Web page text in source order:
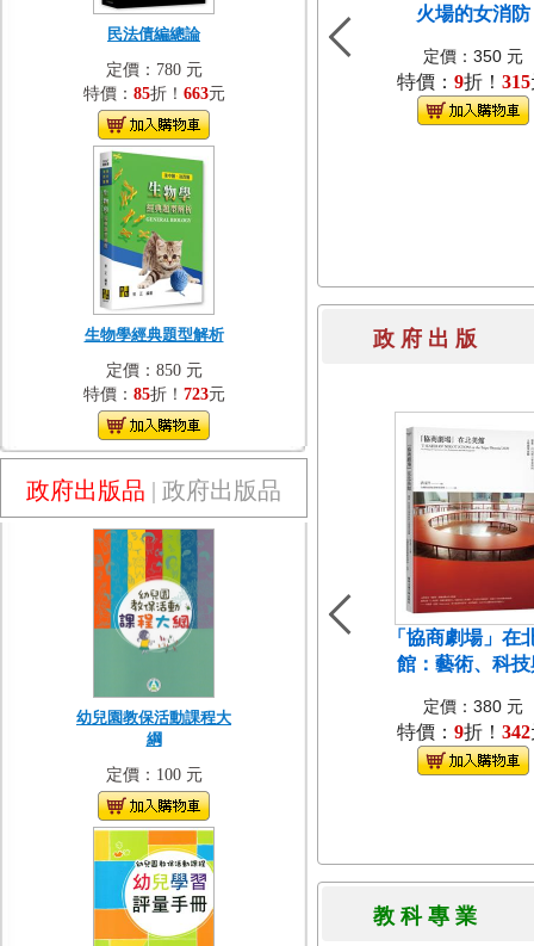
民法債編總論
定價：780 元
特價： 85折！ 663元
生物學經典題型解析
定價：850 元
特價： 85折！ 723元
政府出版品 | 政府出版品
幼兒園教保活動課程大
綱
定價：100 元
火場的女消防
定價：350 元
特價： 9折！ 315
政 府 出
「協商劇場」在
館：藝術、科技
定價：380 元
特價： 9折！ 342
教 科 專